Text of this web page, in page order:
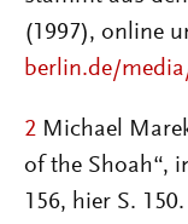
(1997), online
berlin.de/
2 Michael
of the Shoah“,
156, hier S. 150.